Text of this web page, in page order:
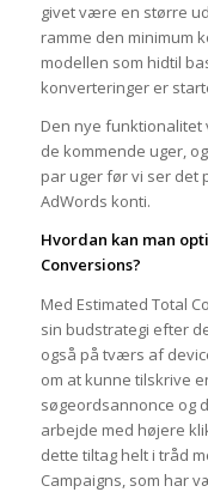
givet være en større
ramme den minimum
modellen som hidtil
konverteringer er
Den nye funktionalitet
de kommende uger,
par uger før vi ser det
AdWords konti.
Hvordan kan man
Conversions?
Med Estimated Total
sin budstrategi efter
også på tværs af
om at kunne tilskrive
søgeordsannonce og
arbejde med højere
dette tiltag helt i tråd
Campaigns, som har